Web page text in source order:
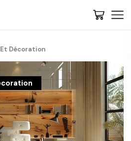
Décoration
- Cliquez-ici | 💡 Trop de choix ? Besoin
nous, on vous rappelle...